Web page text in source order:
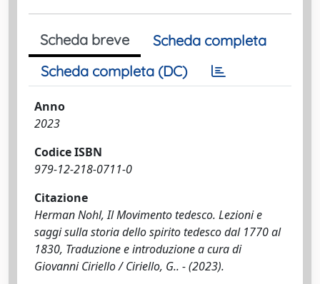
Scheda breve
Scheda completa
Scheda completa (DC)
Anno
2023
Codice ISBN
979-12-218-0711-0
Citazione
Herman Nohl, Il Movimento tedesco. Lezioni e
saggi sulla storia dello spirito tedesco dal 1770 al
1830, Traduzione e introduzione a cura di
Giovanni Ciriello / Ciriello, G.. - (2023).